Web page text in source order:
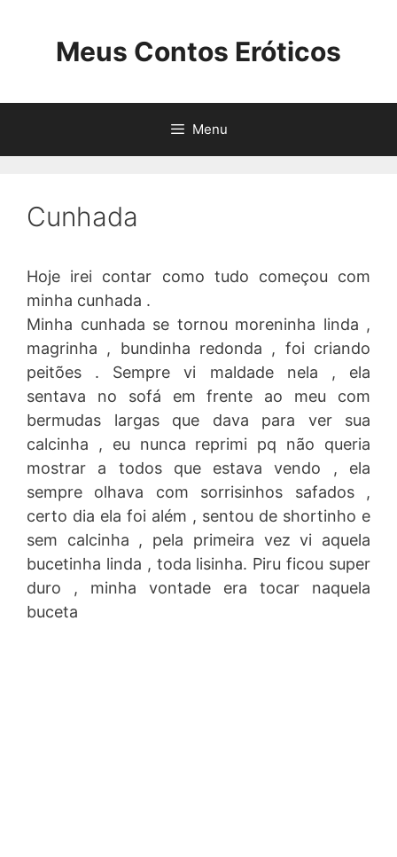
Meus Contos Eróticos
Menu
Cunhada
Hoje irei contar como tudo começou com
minha cunhada .
Minha cunhada se tornou moreninha linda ,
magrinha , bundinha redonda , foi criando
peitões . Sempre vi maldade nela , ela
sentava no sofá em frente ao meu com
bermudas largas que dava para ver sua
calcinha , eu nunca reprimi pq não queria
mostrar a todos que estava vendo , ela
sempre olhava com sorrisinhos safados ,
certo dia ela foi além , sentou de shortinho e
sem calcinha , pela primeira vez vi aquela
bucetinha linda , toda lisinha. Piru ficou super
duro , minha vontade era tocar naquela
buceta